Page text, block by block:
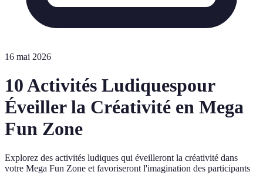
16 mai 2026
10 Activités Ludiquespour
Éveiller la Créativité en Mega
Fun Zone
Explorez des activités ludiques qui éveilleront la créativité dans
votre Mega Fun Zone et favoriseront l'imagination des participants